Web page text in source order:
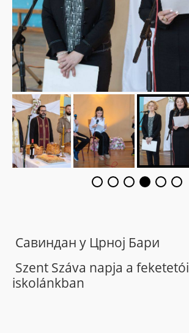
Савиндан у Црној Бари
Szent Száva napja a feketetói
iskolánkban